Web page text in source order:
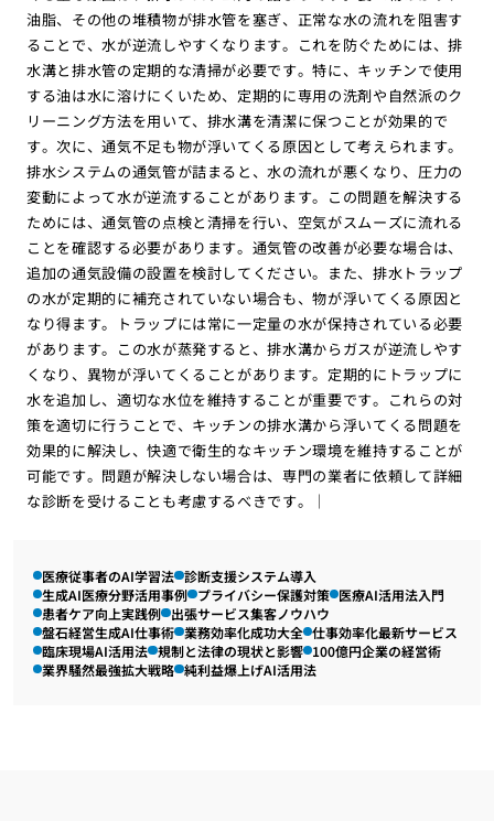
油脂、その他の堆積物が排水管を塞ぎ、正常な水の流れを阻害す
ることで、水が逆流しやすくなります。これを防ぐためには、排
水溝と排水管の定期的な清掃が必要です。特に、キッチンで使用
する油は水に溶けにくいため、定期的に専用の洗剤や自然派のク
リーニング方法を用いて、排水溝を清潔に保つことが効果的で
す。次に、通気不足も物が浮いてくる原因として考えられます。
排水システムの通気管が詰まると、水の流れが悪くなり、圧力の
変動によって水が逆流することがあります。この問題を解決する
ためには、通気管の点検と清掃を行い、空気がスムーズに流れる
ことを確認する必要があります。通気管の改善が必要な場合は、
追加の通気設備の設置を検討してください。また、排水トラップ
の水が定期的に補充されていない場合も、物が浮いてくる原因と
なり得ます。トラップには常に一定量の水が保持されている必要
があります。この水が蒸発すると、排水溝からガスが逆流しやす
くなり、異物が浮いてくることがあります。定期的にトラップに
水を追加し、適切な水位を維持することが重要です。これらの対
策を適切に行うことで、キッチンの排水溝から浮いてくる問題を
効果的に解決し、快適で衛生的なキッチン環境を維持することが
可能です。問題が解決しない場合は、専門の業者に依頼して詳細
な診断を受けることも考慮するべきです。｜
医療従事者のAI学習法 診断支援システム導入
生成AI医療分野活用事例 プライバシー保護対策 医療AI活用法入門
患者ケア向上実践例 出張サービス集客ノウハウ
盤石経営生成AI仕事術 業務効率化成功大全 仕事効率化最新サービス
臨床現場AI活用法 規制と法律の現状と影響 100億円企業の経営術
業界騒然最強拡大戦略 純利益爆上げAI活用法